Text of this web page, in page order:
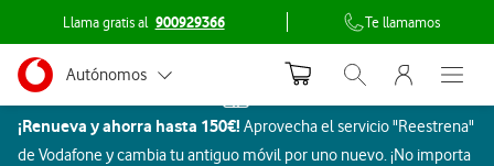
Llama gratis al 900929366 Te llamamos
Ir a la pagina principal de vodafone.es
Menu navegación Segmento
Autónomos
Pymes
Abrir buscador.
Menu
Abre
Inicio
Dispositivos
Rowenta
¡Renueva y ahorra hasta 150€! Aprovecha el servicio "Reestrena"
de Vodafone y cambia tu antiguo móvil por uno nuevo. ¡No importa